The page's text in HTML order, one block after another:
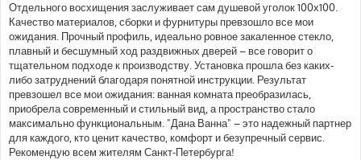
Отдельного восхищения заслуживает сам душевой уголок 100х100.
Качество материалов, сборки и фурнитуры превзошло все мои
ожидания. Прочный профиль, идеально ровное закаленное стекло,
плавный и бесшумный ход раздвижных дверей – все говорит о
тщательном подходе к производству. Установка прошла без каких-
либо затруднений благодаря понятной инструкции. Результат
превзошел все мои ожидания: ванная комната преобразилась,
приобрела современный и стильный вид, а пространство стало
максимально функциональным. "Дана Ванна" – это надежный партнер
для каждого, кто ценит качество, комфорт и безупречный сервис.
Рекомендую всем жителям Санкт-Петербурга!